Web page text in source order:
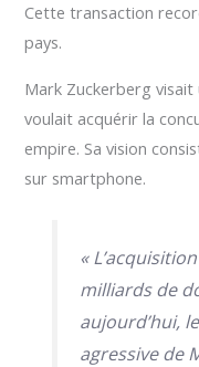
Cette transaction
pays.
Mark Zuckerberg visait
voulait acquérir la
empire. Sa vision
sur smartphone.
«
milliards de
aujourd’hui,
agressive de